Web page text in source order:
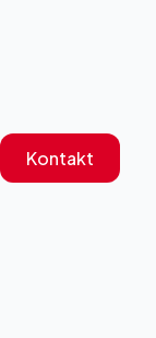
Kontakt